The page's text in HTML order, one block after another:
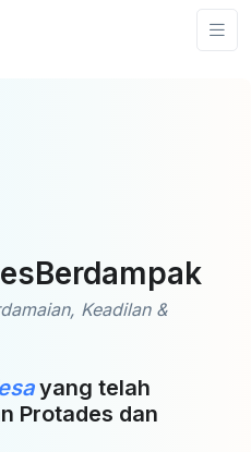
Keadilan &
yang telah
Protades dan